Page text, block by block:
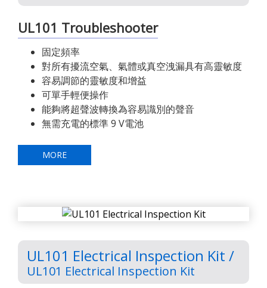
UL101 Troubleshooter
固定頻率
對所有擾流空氣、氣體或真空洩漏具有高靈敏度
容易調節的靈敏度和增益
可單手輕便操作
能夠將超聲波轉換為容易識別的聲音
無需充電的標準 9 V電池
MORE
UL101 Electrical Inspection Kit /
UL101 Electrical Inspection Kit